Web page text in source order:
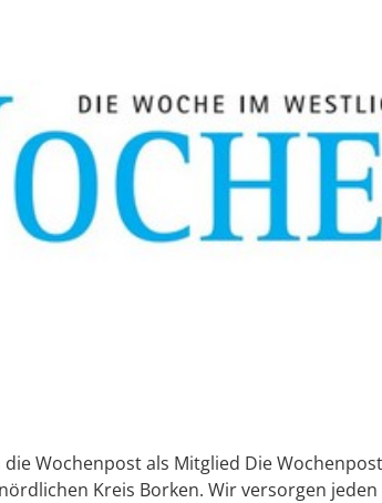
Wochenpost als Mitglied Die
Kreis Borken. Wir versorgen